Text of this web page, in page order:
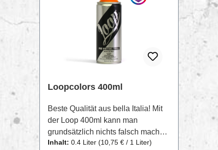
Loopcolors 400ml
Beste Qualität aus bella Italia! Mit
der Loop 400ml kann man
grundsätzlich nichts falsch machen.
Egal ob für Bombing oder
Inhalt: 0.4 Liter (10,75 € / 1 Liter)